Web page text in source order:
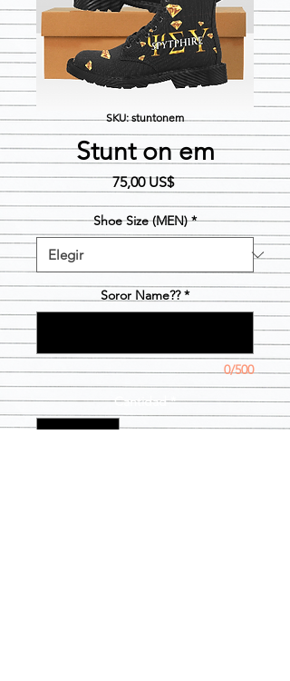
SKU: stuntonem
Stunt on em
75,00 US$Precio
Shoe Size (MEN) *
Soror Name?? *
0/500
Cantidad *